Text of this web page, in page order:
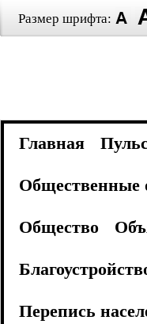
Размер шрифта:
Главная
Общественные
Общество
Перепись